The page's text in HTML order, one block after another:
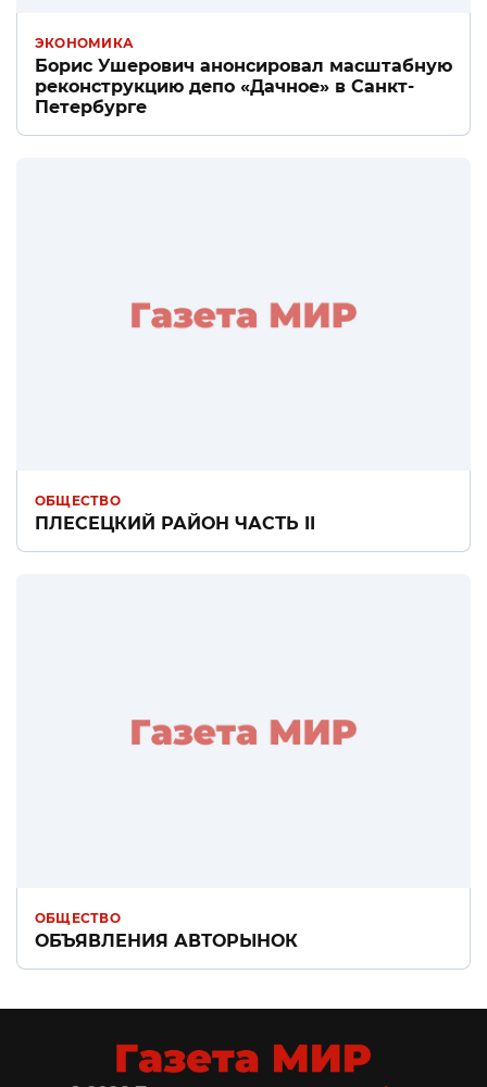
ЭКОНОМИКА
Борис Ушерович анонсировал масштабную
реконструкцию депо «Дачное» в Санкт-
Петербурге
ОБЩЕСТВО
ПЛЕСЕЦКИЙ РАЙОН ЧАСТЬ II
ОБЩЕСТВО
ОБЪЯВЛЕНИЯ АВТОРЫНОК